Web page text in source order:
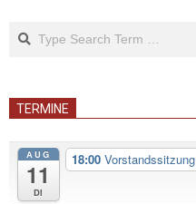
TERMINE
AUG
11
Di
18:00 Vorstandssitzung